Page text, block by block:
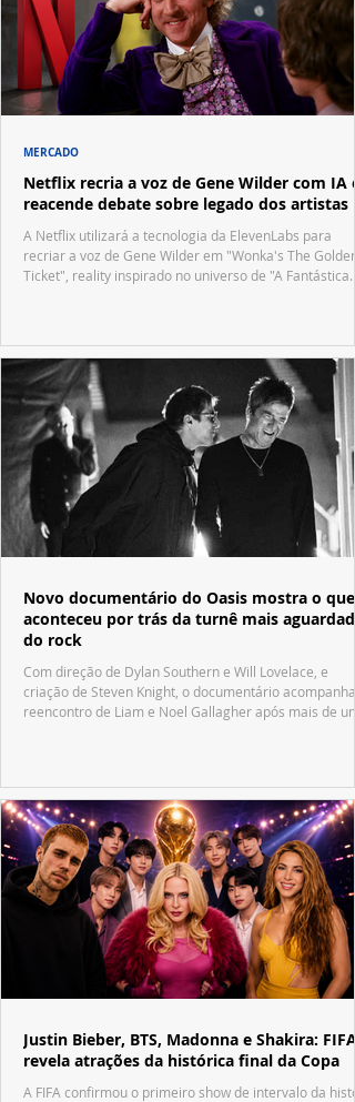
Netflix recria a voz de Gene Wilder com IA e
reacende debate sobre legado dos artistas
A Netflix utilizará a tecnologia da ElevenLabs para
recriar a voz de Gene Wilder em "Wonka's The Golden
Ticket", reality inspirado no universo de "A Fantástica
MERCADO
Novo documentário do Oasis mostra o que
aconteceu por trás da turnê mais aguardada
do rock
Com direção de Dylan Southern e Will Lovelace, e
criação de Steven Knight, o documentário acompanha
reencontro de Liam e Noel Gallagher após mais de
Justin Bieber, BTS, Madonna e Shakira: FIFA
revela atrações da histórica final da Copa
A FIFA confirmou o primeiro show de intervalo da